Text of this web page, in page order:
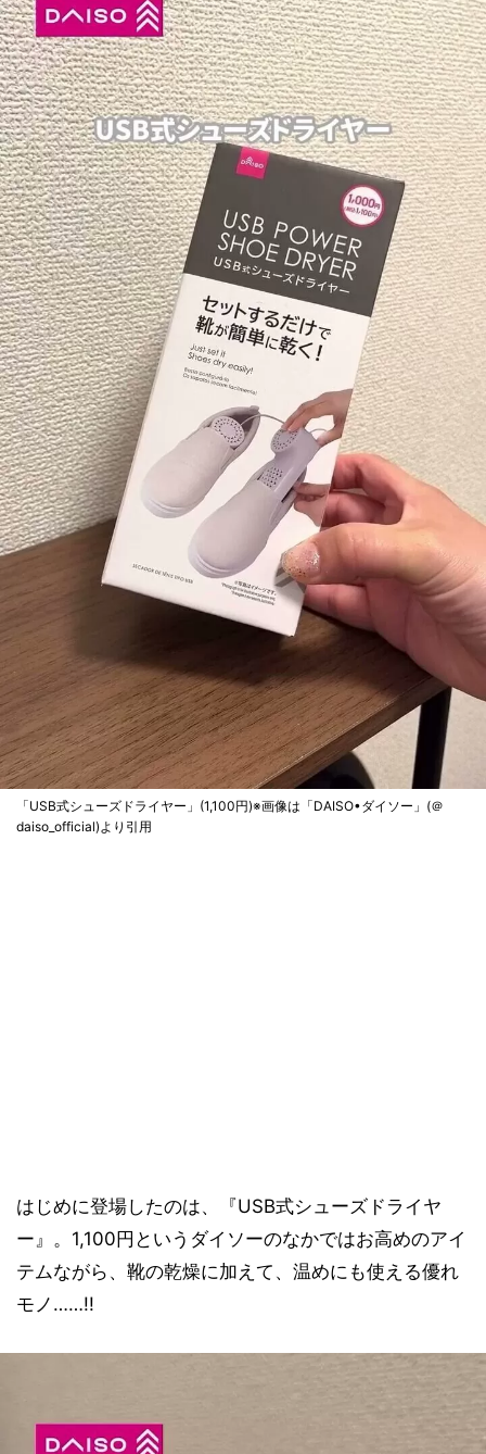
「USB式シューズドライヤー」(1,100円)※画像は「DAISO•ダイソー」(＠
daiso_official)より引用
はじめに登場したのは、『USB式シューズドライヤ
ー』。1,100円というダイソーのなかではお高めのアイ
テムながら、靴の乾燥に加えて、温めにも使える優れ
モノ……!!